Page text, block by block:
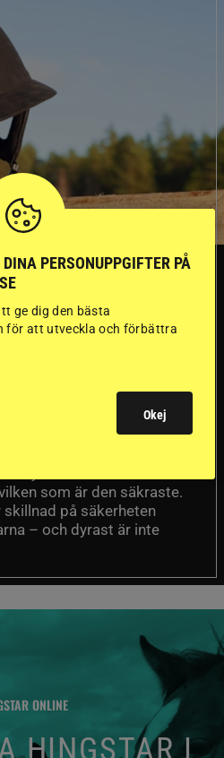
blev
som är den säkraste.
på säkerheten
– och dyrast är inte
ONLINE
HINGSTAR I
PERSONUPPGIFTER PÅ
ge dig den bästa
för att utveckla och förbättra
Okej